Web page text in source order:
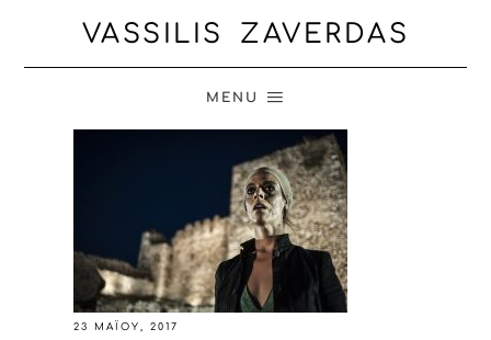
VASSILIS ZAVERDAS
MENU
23 ΜΑΪ́ΟΥ, 2017